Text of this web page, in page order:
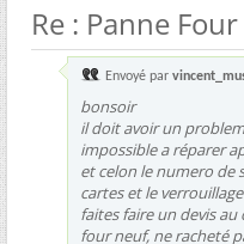
Re : Panne
Envoyé par
bonsoir
il doit avoir un
impossible a réparer
et celon le numero de
cartes et le
faites faire un devis au
four neuf, ne racheté